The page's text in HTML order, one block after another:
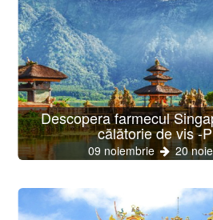
Descopera farmecul
călătorie de vis -
09 noiembrie 20